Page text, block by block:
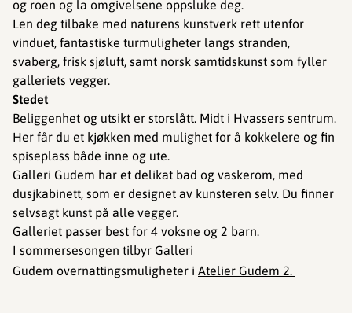
og roen og la omgivelsene oppsluke deg.
Len deg tilbake med naturens kunstverk rett utenfor
vinduet, fantastiske turmuligheter langs stranden,
svaberg, frisk sjøluft, samt norsk samtidskunst som fyller
galleriets vegger.
Stedet
Beliggenhet og utsikt er storslått. Midt i Hvassers sentrum.
​​​​​Her får du et kjøkken med mulighet for å kokkelere og fin
spiseplass både inne og ute.
Galleri Gudem har et delikat bad og vaskerom, med
dusjkabinett, som er designet av kunsteren selv.​​ Du finner
selvsagt kunst på alle vegger.
Galleriet passer best for 4 voksne og 2 barn.
I sommersesongen tilbyr Galleri
Gudem overnattingsmuligheter i Atelier Gudem 2.